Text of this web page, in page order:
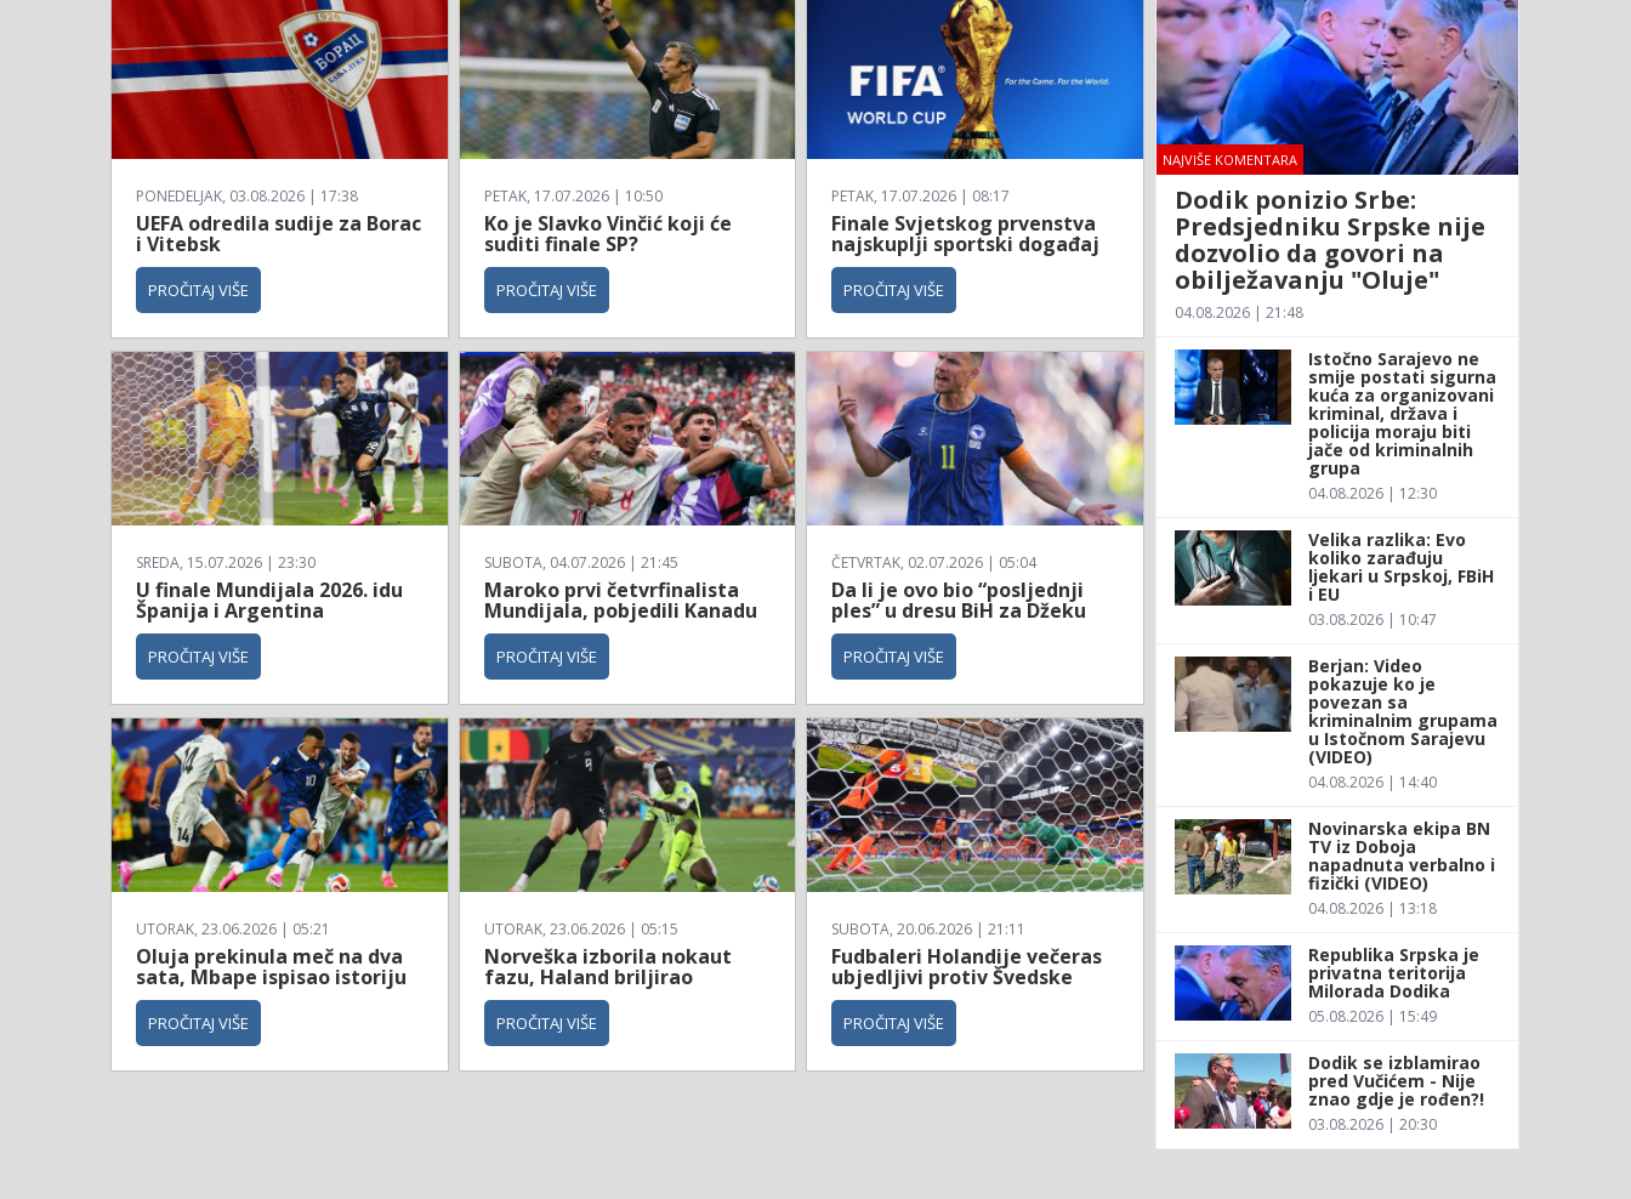
PONEDELJAK, 03.08.2026 | 17:38
UEFA odredila sudije za Borac
i Vitebsk
PROČITAJ VIŠE
PETAK, 17.07.2026 | 10:50
Ko je Slavko Vinčić koji će
suditi finale SP?
PROČITAJ VIŠE
PETAK, 17.07.2026 | 08:17
Finale Svjetskog prvenstva
najskuplji sportski događaj
PROČITAJ VIŠE
SREDA, 15.07.2026 | 23:30
U finale Mundijala 2026. idu
Španija i Argentina
PROČITAJ VIŠE
SUBOTA, 04.07.2026 | 21:45
Maroko prvi četvrfinalista
Mundijala, pobjedili Kanadu
PROČITAJ VIŠE
ČETVRTAK, 02.07.2026 | 05:04
Da li je ovo bio “posljednji
ples” u dresu BiH za Džeku
PROČITAJ VIŠE
UTORAK, 23.06.2026 | 05:21
Oluja prekinula meč na dva
sata, Mbape ispisao istoriju
PROČITAJ VIŠE
UTORAK, 23.06.2026 | 05:15
Norveška izborila nokaut
fazu, Haland briljirao
PROČITAJ VIŠE
SUBOTA, 20.06.2026 | 21:11
Fudbaleri Holandije večeras
ubjedljivi protiv Švedske
PROČITAJ VIŠE
NAJVIŠE KOMENTARA
Dodik ponizio Srbe:
Predsjedniku Srpske nije
dozvolio da govori na
obilježavanju "Oluje"
04.08.2026 | 21:48
Istočno Sarajevo ne
smije postati sigurna
kuća za organizovani
kriminal, država i
policija moraju biti
jače od kriminalnih
grupa
04.08.2026 | 12:30
Velika razlika: Evo
koliko zarađuju
ljekari u Srpskoj, FBiH
i EU
03.08.2026 | 10:47
Berjan: Video
pokazuje ko je
povezan sa
kriminalnim grupama
u Istočnom Sarajevu
(VIDEO)
04.08.2026 | 14:40
Novinarska ekipa BN
TV iz Doboja
napadnuta verbalno i
fizički (VIDEO)
04.08.2026 | 13:18
Republika Srpska je
privatna teritorija
Milorada Dodika
05.08.2026 | 15:49
Dodik se izblamirao
pred Vučićem - Nije
znao gdje je rođen?!
03.08.2026 | 20:30